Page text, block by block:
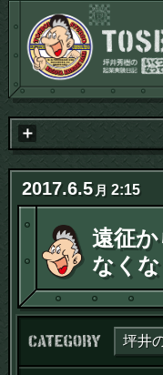
2017.6.5 月 2:15
遠征
なくな
カテゴリ
坪井